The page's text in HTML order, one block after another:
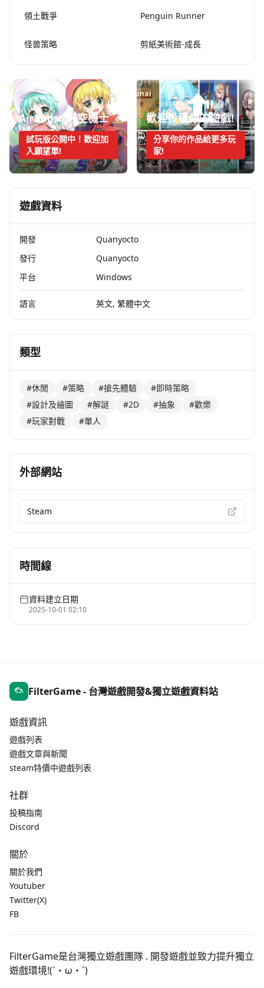
領土戰爭 Penguin Runner
怪兽策略 剪紙美術館-成長
AirBoost:天空機士
試玩版公開中！歡迎加
入願望單!
歡迎投稿你的遊戲!
分享你的作品給更多玩
家!
遊戲資料
開發
Quanyocto
發行
Quanyocto
平台
Windows
語言 英文, 繁體中文
類型
#休閒 #策略 #搶先體驗
#即時策略
#設計及繪圖
#解謎 #2D #抽象
#歡樂
#玩家對戰
#單人
外部網站
Steam
時間線
資料建立日期
2025-10-01 02:10
FilterGame - 台灣遊戲開發&獨立遊戲資料站
遊戲資訊
遊戲列表
遊戲文章與新聞
steam特價中遊戲列表
社群
投稿指南
Discord
關於
關於我們
Youtuber
Twitter(X)
FB
FilterGame是台灣獨立遊戲團隊 . 開發遊戲並致力提升獨立
遊戲環境!(`・ω・´)